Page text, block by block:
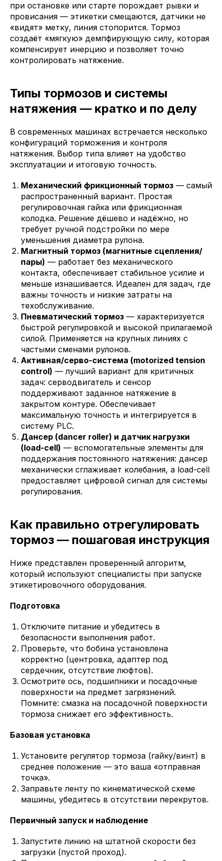
при остановке или старте порождает рывки и
провисания — этикетки смещаются, датчики не
«видят» метку, линия стопорится. Тормоз
создаёт «мягкую» демпфирующую силу, которая
компенсирует инерцию и позволяет точно
контролировать натяжение.
Типы тормозов и системы
натяжения — кратко и по делу
В современных машинах встречается несколько
конфигураций торможения и контроля
натяжения. Выбор типа влияет на удобство
эксплуатации и итоговую точность.
Механический фрикционный тормоз — самый
распространенный вариант. Простая
регулировочная гайка или фрикционная
колодка. Решение дёшево и надёжно, но
требует ручной подстройки по мере
уменьшения диаметра рулона.
Магнитный тормоз (магнитные сцепления/
пары) — работает без механического
контакта, обеспечивает стабильное усилие и
меньше изнашивается. Идеален для задач, где
важны точность и низкие затраты на
техобслуживание.
Пневматический тормоз — характеризуется
быстрой регулировкой и высокой прилагаемой
силой. Применяется на крупных линиях с
частыми сменами рулонов.
Активная/серво-система (motorized tension
control) — лучший вариант для критичных
задач: серводвигатель и сенсор
поддерживают заданное натяжение в
закрытом контуре. Обеспечивает
максимальную точность и интегрируется в
систему PLC.
Дансер (dancer roller) и датчик нагрузки
(load-cell) — вспомогательные элементы для
поддержания постоянного натяжения: дансер
механически сглаживает колебания, а load-cell
предоставляет цифровой сигнал для системы
регулирования.
Как правильно отрегулировать
тормоз — пошаговая инструкция
Ниже представлен проверенный алгоритм,
который используют специалисты при запуске
этикетировочного оборудования.
Подготовка
Отключите питание и убедитесь в
безопасности выполнения работ.
Проверьте, что бобина установлена
корректно (центровка, адаптер под
сердечник, отсутствие люфтов).
Осмотрите ось, подшипники и посадочные
поверхности на предмет загрязнений.
Помните: смазка на посадочной поверхности
тормоза снижает его эффективность.
Базовая установка
Установите регулятор тормоза (гайку/винт) в
среднее положение — это ваша «отправная
точка».
Заправьте ленту по кинематической схеме
машины, убедитесь в отсутствии перекрутов.
Первичный запуск и наблюдение
Запустите линию на штатной скорости без
загрузки (пустой проход).